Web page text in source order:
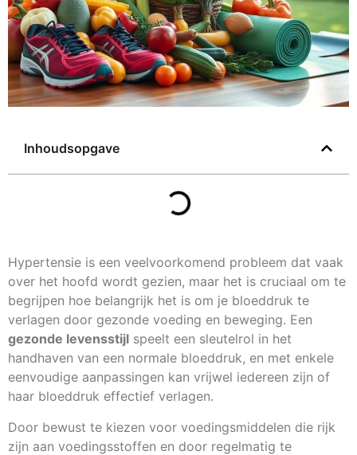
Inhoudsopgave
Hypertensie is een veelvoorkomend probleem dat vaak
over het hoofd wordt gezien, maar het is cruciaal om te
begrijpen hoe belangrijk het is om je bloeddruk te
verlagen door gezonde voeding en beweging. Een
gezonde levensstijl speelt een sleutelrol in het
handhaven van een normale bloeddruk, en met enkele
eenvoudige aanpassingen kan vrijwel iedereen zijn of
haar bloeddruk effectief verlagen.
Door bewust te kiezen voor voedingsmiddelen die rijk
zijn aan voedingsstoffen en door regelmatig te